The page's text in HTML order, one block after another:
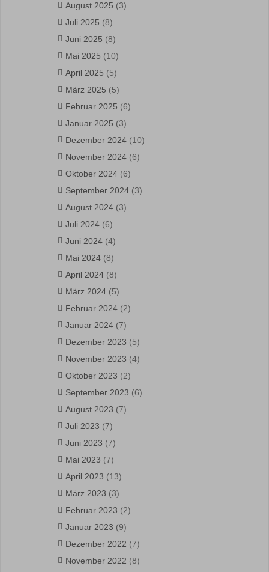
August 2025 (3)
Juli 2025 (8)
Juni 2025 (8)
Mai 2025 (10)
April 2025 (5)
März 2025 (5)
Februar 2025 (6)
Januar 2025 (3)
Dezember 2024 (10)
November 2024 (6)
Oktober 2024 (6)
September 2024 (3)
August 2024 (3)
Juli 2024 (6)
Juni 2024 (4)
Mai 2024 (8)
April 2024 (8)
März 2024 (5)
Februar 2024 (2)
Januar 2024 (7)
Dezember 2023 (5)
November 2023 (4)
Oktober 2023 (2)
September 2023 (6)
August 2023 (7)
Juli 2023 (7)
Juni 2023 (7)
Mai 2023 (7)
April 2023 (13)
März 2023 (3)
Februar 2023 (2)
Januar 2023 (9)
Dezember 2022 (7)
November 2022 (8)